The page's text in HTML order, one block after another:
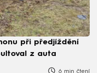
při předjíždění
z auta
6 min čtení